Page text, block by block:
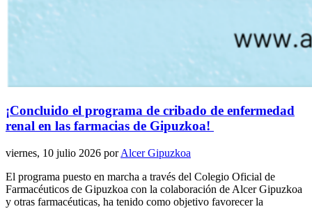
¡Concluido el programa de cribado de enfermedad
renal en las farmacias de Gipuzkoa!
viernes, 10 julio 2026 porAlcer Gipuzkoa
El programa puesto en marcha a través del Colegio Oficial de
Farmacéuticos de Gipuzkoa con la colaboración de Alcer Gipuzkoa
y otras farmacéuticas, ha tenido como objetivo favorecer la